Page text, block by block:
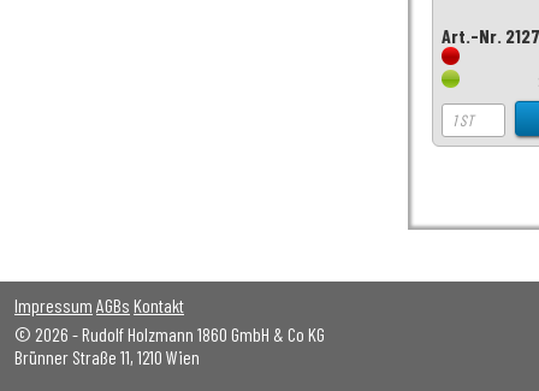
Art.-Nr.
Impressum AGBs Kontakt
© 2026 - Rudolf Holzmann 1860 GmbH & Co KG
Brünner Straße 11, 1210 Wien